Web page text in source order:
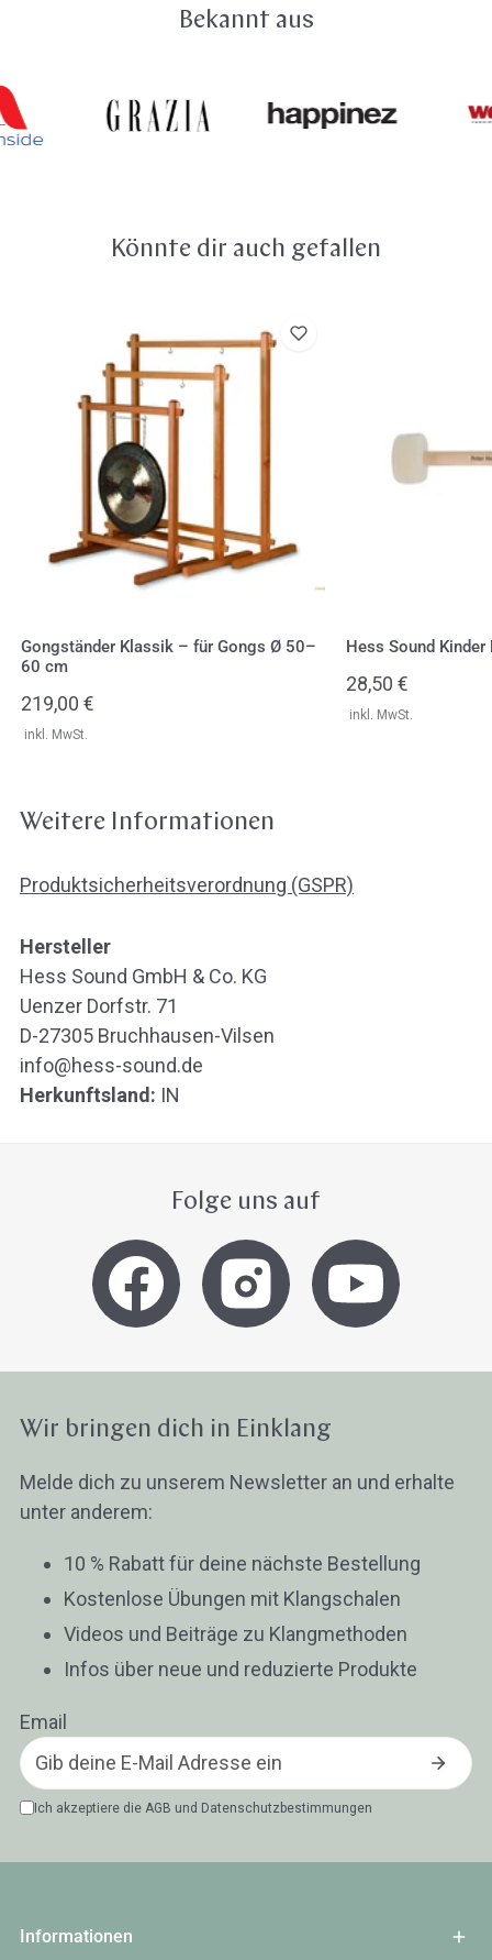
Mallet anschließend gut trocknen. Am besten an der Luft
dein Mallet lange weich, formstabil und klangvoll.
Warenkorb sowie auf der Bestellseite angezeigt. Du
Details zu deinemWiderrufsrecht
Bekannt aus
Könnte dir auch gefallen
cm
Gongständer Klassik – für Gongs Ø 50–
60 cm
Regulärer
Preis
219,00 €
inkl. MwSt.
Hess Sound
Regulärer
Preis
28,50 €
inkl. MwSt.
Weitere Informationen
Produktsicherheitsverordnung (GSPR)
Hersteller
Hess Sound GmbH & Co. KG
Uenzer Dorfstr. 71
D-27305 Bruchhausen-Vilsen
info@hess-sound.de
Herkunftsland: IN
Folge uns auf
Wir bringen dich in Einklang
Melde dich zu unserem Newsletter an und erhalte
unter anderem:
10 % Rabatt für deine nächste Bestellung
Kostenlose Übungen mit Klangschalen
Videos und Beiträge zu Klangmethoden
Infos über neue und reduzierte Produkte
Email
Ich akzeptiere die AGB und Datenschutzbestimmungen
Informationen